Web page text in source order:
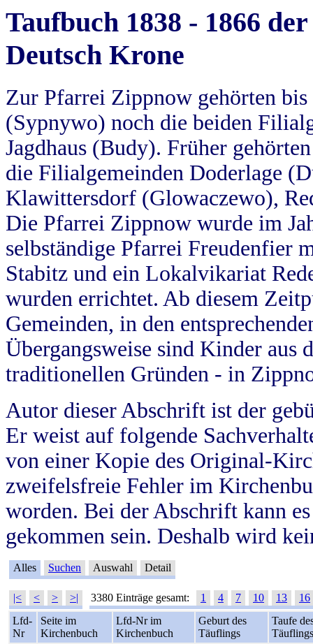
Taufbuch 1838 - 1866
Deutsch Krone
Zur Pfarrei Zippnow gehörten
(Sypnywo) noch die beiden
Jagdhaus (Budy). Früher
die Filialgemeinden Doderlage
Klawittersdorf (Glowaczewo),
Die Pfarrei Zippnow wurde im
selbständige Pfarrei Freudenfier
Stabitz und ein Lokalvikariat
wurden errichtet. Ab diesem
Gemeinden, in den
Übergangsweise sind Kinder aus
traditionellen Gründen - in
Autor dieser Abschrift ist der
Er weist auf folgende
von einer Kopie des Original-
zweifelsfreie Fehler im
worden. Bei der Abschrift kann
gekommen sein. Deshalb wird
Alles Suchen Auswahl Detail
|< < > >| 3380 Einträge gesamt: 1 4 7 10 13
16
Lfd-
Nr
Seite im
Kirchenbuch
Lfd-Nr im
Kirchenbuch
Geburt des
Täuflings
Taufe
Täuflings